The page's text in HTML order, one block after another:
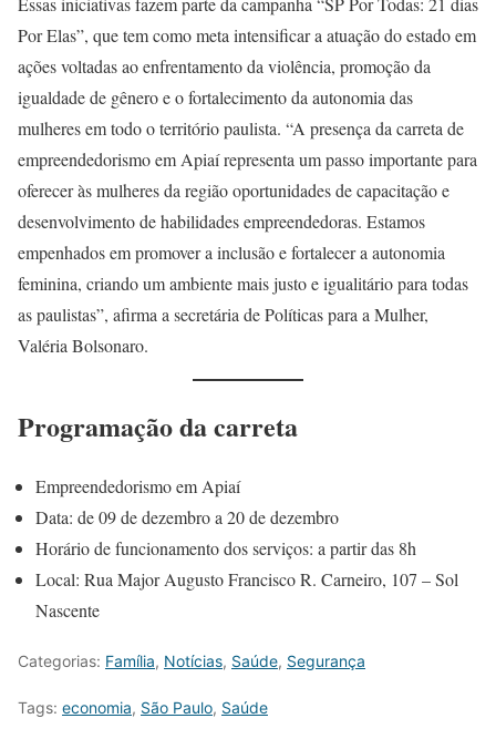
Por Elas”, que tem como meta intensificar a atuação do estado em
ações voltadas ao enfrentamento da violência, promoção da
igualdade de gênero e o fortalecimento da autonomia das
mulheres em todo o território paulista. “A presença da carreta de
empreendedorismo em Apiaí representa um passo importante para
oferecer às mulheres da região oportunidades de capacitação e
desenvolvimento de habilidades empreendedoras. Estamos
empenhados em promover a inclusão e fortalecer a autonomia
feminina, criando um ambiente mais justo e igualitário para todas
as paulistas”, afirma a secretária de Políticas para a Mulher,
Valéria Bolsonaro.
Programação da carreta
Empreendedorismo em Apiaí
Data: de 09 de dezembro a 20 de dezembro
Horário de funcionamento dos serviços: a partir das 8h
Local: Rua Major Augusto Francisco R. Carneiro, 107 – Sol
Nascente
Categorias: Família, Notícias, Saúde, Segurança
Tags: economia, São Paulo, Saúde